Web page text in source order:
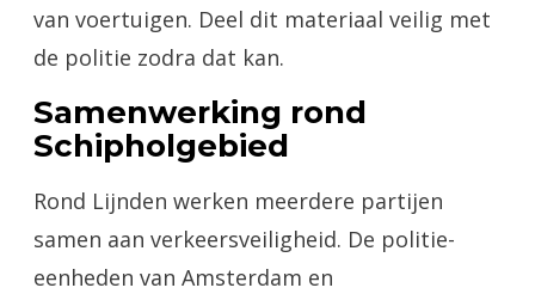
van voertuigen. Deel dit materiaal veilig met
de politie zodra dat kan.
Samenwerking rond
Schipholgebied
Rond Lijnden werken meerdere partijen
samen aan verkeersveiligheid. De politie-
eenheden van Amsterdam en